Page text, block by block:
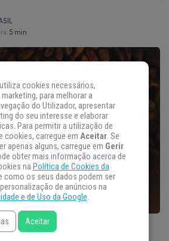
5 min
cacau,é quase certo que o primeiro
cookies necessários,
para melhorar a
do Utilizador, apresentar
do seu interesse e elaborar
Para permitir a utilização de
carregue em Aceitar. Se
apenas alguns, carregue em Gerir
obter mais informação acerca de
na Política de Cookies da
como os seus dados podem ser
de anúncios na
e de Uso da Google.
Aceitar